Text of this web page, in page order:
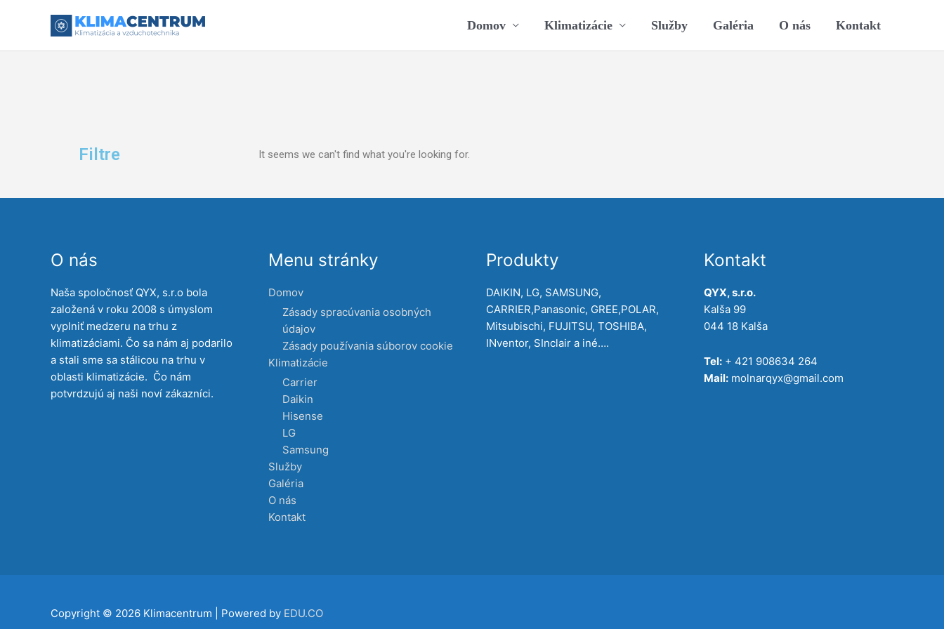
Domov Klimatizácie Služby Galéria O nás Kontakt
Filtre It seems we can't find what you're looking for.
O nás
Naša spoločnosť QYX, s.r.o bola
založená v roku 2008 s úmyslom
vyplniť medzeru na trhu z
klimatizáciami. Čo sa nám aj podarilo
a stali sme sa stálicou na trhu v
oblasti klimatizácie. Čo nám
potvrdzujú aj naši noví zákazníci.
Menu stránky
Domov
Zásady spracúvania osobných
údajov
Zásady používania súborov cookie
Klimatizácie
Carrier
Daikin
Hisense
LG
Samsung
Služby
Galéria
O nás
Kontakt
Produkty
DAIKIN, LG, SAMSUNG,
CARRIER,Panasonic, GREE,POLAR,
Mitsubischi, FUJITSU, TOSHIBA,
INventor, SInclair a iné….
Kontakt
QYX, s.r.o.
Kalša 99
044 18 Kalša
Tel: + 421 908634 264
Mail: molnarqyx@gmail.com
Copyright © 2026 Klimacentrum | Powered by EDU.CO